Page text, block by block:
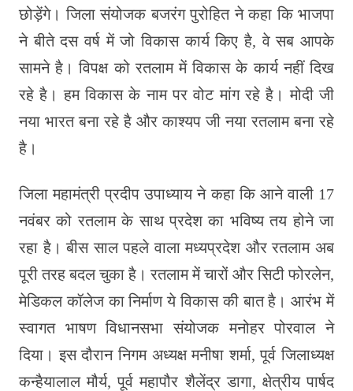
छोड़ेंगे। जिला संयोजक बजरंग पुरोहित ने कहा कि भाजपा
ने बीते दस वर्ष में जो विकास कार्य किए है, वे सब आपके
सामने है। विपक्ष को रतलाम में विकास के कार्य नहीं दिख
रहे है। हम विकास के नाम पर वोट मांग रहे है। मोदी जी
नया भारत बना रहे है और काश्यप जी नया रतलाम बना रहे
है।
जिला महामंत्री प्रदीप उपाध्याय ने कहा कि आने वाली 17
नवंबर को रतलाम के साथ प्रदेश का भविष्य तय होने जा
रहा है। बीस साल पहले वाला मध्यप्रदेश और रतलाम अब
पूरी तरह बदल चुका है। रतलाम में चारों और सिटी फोरलेन,
मेडिकल कॉलेज का निर्माण ये विकास की बात है। आरंभ में
स्वागत भाषण विधानसभा संयोजक मनोहर पोरवाल ने
दिया। इस दौरान निगम अध्यक्ष मनीषा शर्मा, पूर्व जिलाध्यक्ष
कन्हैयालाल मौर्य, पूर्व महापौर शैलेंद्र डागा, क्षेत्रीय पार्षद